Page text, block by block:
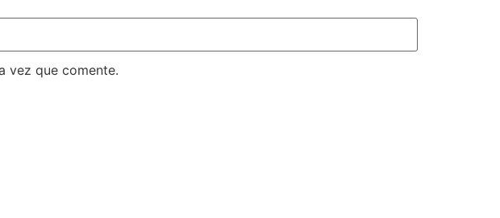
vez que comente.